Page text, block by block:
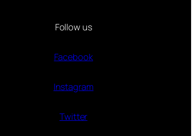
Follow us
Facebook
Instagram
Twitter